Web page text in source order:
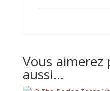
Vous aimerez
aussi…